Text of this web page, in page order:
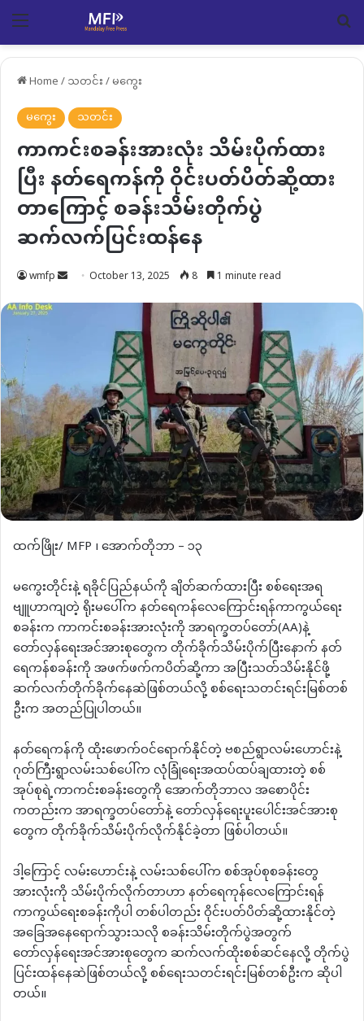
Menu
Home/သတင်း/မကွေး
မကွေး
သတင်း
ကာကင်းစခန်းအားလုံး သိမ်းပိုက်ထား
ပြီး နတ်ရေကန်ကို ဝိုင်းပတ်ပိတ်ဆို့ထား
တာကြောင့် စခန်းသိမ်းတိုက်ပွဲ
ဆက်လက်ပြင်းထန်နေ
wmfp SendOctober 13, 2025 8 1 minute read
ထက်ဖြိုး/ MFP ၊ အောက်တိုဘာ – ၁၃
မကွေးတိုင်းနဲ့ ရခိုင်ပြည်နယ်ကို ချိတ်ဆက်ထားပြီး စစ်ရေးအရ
ဗျူဟာကျတဲ့ ရိုးမပေါ်က နတ်ရေကန်လေကြောင်းရန်ကာကွယ်ရေး
စခန်းက ကာကင်းစခန်းအားလုံးကို အာရက္ခတပ်တော်(AA)နဲ့
တော်လှန်ရေးအင်အားစုတွေက တိုက်ခိုက်သိမ်းပိုက်ပြီးနောက် နတ်
ရေကန်စခန်းကို အဖက်ဖက်ကပိတ်ဆို့ကာ အပြီးသတ်သိမ်းနိုင်ဖို့
ဆက်လက်တိုက်ခိုက်နေဆဲဖြစ်တယ်လို့ စစ်ရေးသတင်းရင်းမြစ်တစ်
ဦးက အတည်ပြုပါတယ်။
နတ်ရေကန်ကို ထိုးဖောက်ဝင်ရောက်နိုင်တဲ့ ဗစည်ရွာလမ်းဟောင်းနဲ့
ဂုတ်ကြီးရွာလမ်းသစ်ပေါ်က လုံခြုံရေးအထပ်ထပ်ချထားတဲ့ စစ်
အုပ်စုရဲ့ကာကင်းစခန်းတွေကို အောက်တိုဘာလ အစောပိုင်း
ကတည်းက အာရက္ခတပ်တော်နဲ့ တော်လှန်ရေးပူးပေါင်းအင်အားစု
တွေက တိုက်ခိုက်သိမ်းပိုက်လိုက်နိုင်ခဲ့တာ ဖြစ်ပါတယ်။
ဒါ့ကြောင့် လမ်းဟောင်းနဲ့ လမ်းသစ်ပေါ်က စစ်အုပ်စုစခန်းတွေ
အားလုံးကို သိမ်းပိုက်လိုက်တာဟာ နတ်ရေကုန်လေကြောင်းရန်
ကာကွယ်ရေးစခန်းကိုပါ တစ်ပါတည်း ဝိုင်းပတ်ပိတ်ဆို့ထားနိုင်တဲ့
အခြေအနေရောက်သွားသလို စခန်းသိမ်းတိုက်ပွဲအတွက်
တော်လှန်ရေးအင်အားစုတွေက ဆက်လက်ထိုးစစ်ဆင်နေလို့ တိုက်ပွဲ
ပြင်းထန်နေဆဲဖြစ်တယ်လို့ စစ်ရေးသတင်းရင်းမြစ်တစ်ဦးက ဆိုပါ
တယ်။